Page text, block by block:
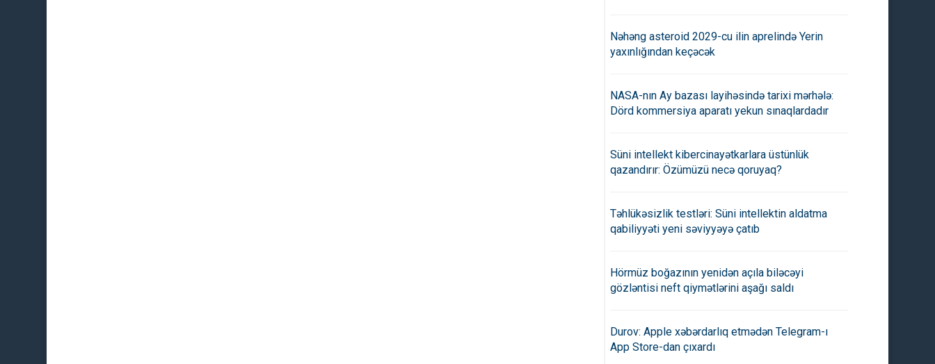
Nəhəng asteroid 2029-cu ilin aprelində Yerin
yaxınlığından keçəcək
NASA-nın Ay bazası layihəsində tarixi mərhələ:
Dörd kommersiya aparatı yekun sınaqlardadır
Süni intellekt kibercinayətkarlara üstünlük
qazandırır: Özümüzü necə qoruyaq?
Təhlükəsizlik testləri: Süni intellektin aldatma
qabiliyyəti yeni səviyyəyə çatıb
Hörmüz boğazının yenidən açıla biləcəyi
gözləntisi neft qiymətlərini aşağı saldı
Durov: Apple xəbərdarlıq etmədən Telegram-ı
App Store-dan çıxardı